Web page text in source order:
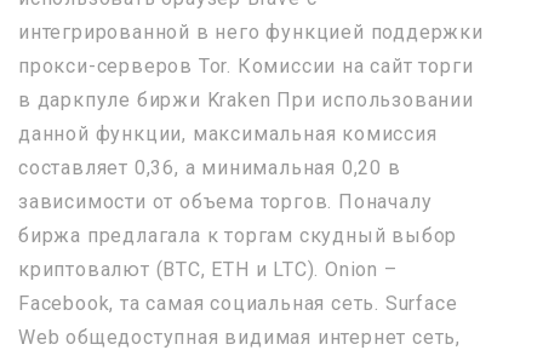
интегрированной в него функцией поддержки
прокси-серверов Tor. Комиссии на сайт торги
в даркпуле биржи Kraken При использовании
данной функции, максимальная комиссия
составляет 0,36, а минимальная 0,20 в
зависимости от объема торгов. Поначалу
биржа предлагала к торгам скудный выбор
криптовалют (BTC, ETH и LTC). Onion –
Facebook, та самая социальная сеть. Surface
Web общедоступная видимая интернет сеть,